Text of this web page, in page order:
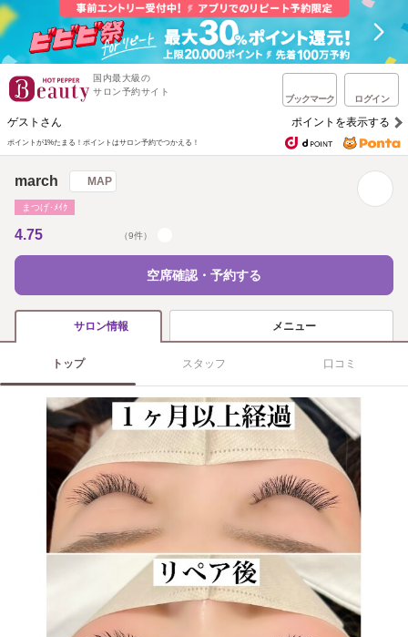
国内最大級の
サロン予約サイト
ブックマーク ログイン
ゲストさん ポイントを表示する
ポイントが1%たまる！ ポイントはサロン予約でつかえる！
march MAP
まつげ･ﾒｲｸ
4.75 （9件）
空席確認・予約する
サロン情報 メニュー
トップ スタッフ 口コミ